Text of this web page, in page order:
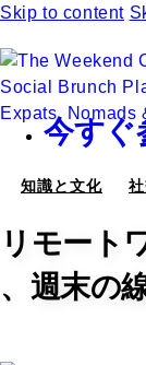
Skip to content
今すぐ
知識と文化
リモート
、週末の